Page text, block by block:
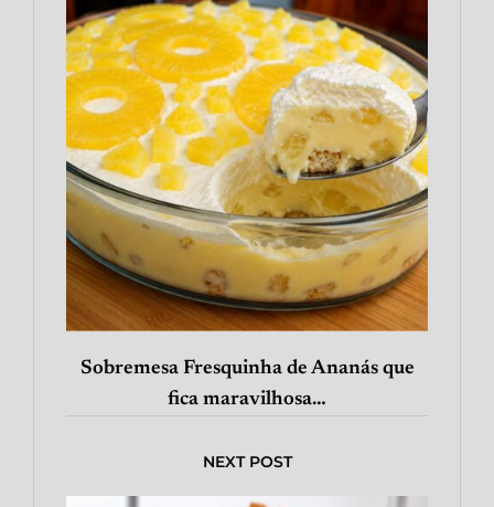
Sobremesa Fresquinha de Ananás que
fica maravilhosa…
NEXT POST